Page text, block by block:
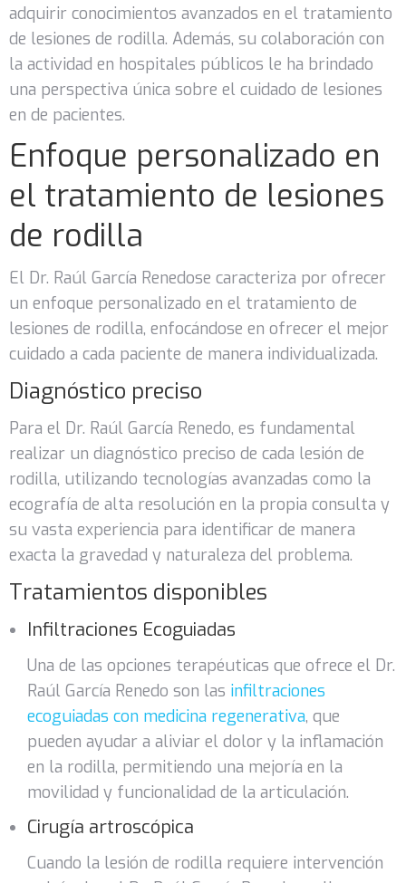
adquirir conocimientos avanzados en el tratamiento
de lesiones de rodilla. Además, su colaboración con
la actividad en hospitales públicos le ha brindado
una perspectiva única sobre el cuidado de lesiones
en de pacientes.
Enfoque personalizado en
el tratamiento de lesiones
de rodilla
El Dr. Raúl García Renedose caracteriza por ofrecer
un enfoque personalizado en el tratamiento de
lesiones de rodilla, enfocándose en ofrecer el mejor
cuidado a cada paciente de manera individualizada.
Diagnóstico preciso
Para el Dr. Raúl García Renedo, es fundamental
realizar un diagnóstico preciso de cada lesión de
rodilla, utilizando tecnologías avanzadas como la
ecografía de alta resolución en la propia consulta y
su vasta experiencia para identificar de manera
exacta la gravedad y naturaleza del problema.
Tratamientos disponibles
Infiltraciones Ecoguiadas
Una de las opciones terapéuticas que ofrece el Dr.
Raúl García Renedo son las infiltraciones
ecoguiadas con medicina regenerativa, que
pueden ayudar a aliviar el dolor y la inflamación
en la rodilla, permitiendo una mejoría en la
movilidad y funcionalidad de la articulación.
Cirugía artroscópica
Cuando la lesión de rodilla requiere intervención